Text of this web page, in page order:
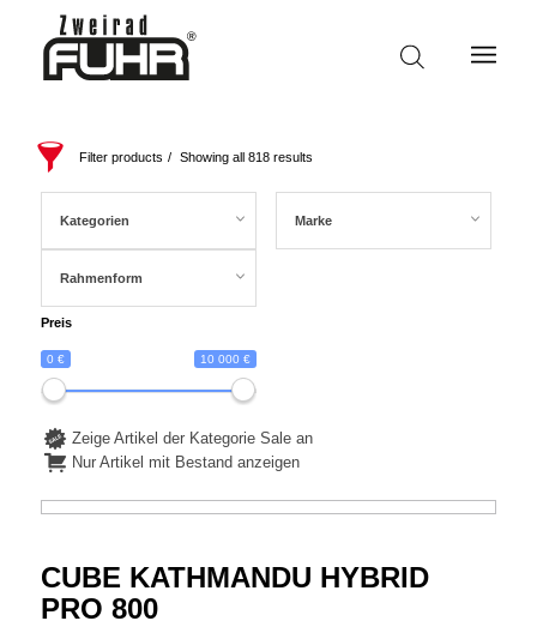
Filter products Showing all 818 results
Kategorien Marke
Rahmenform
Preis
0 € 10 000 €
Zeige Artikel der Kategorie Sale an
Nur Artikel mit Bestand anzeigen
CUBE KATHMANDU HYBRID
PRO 800